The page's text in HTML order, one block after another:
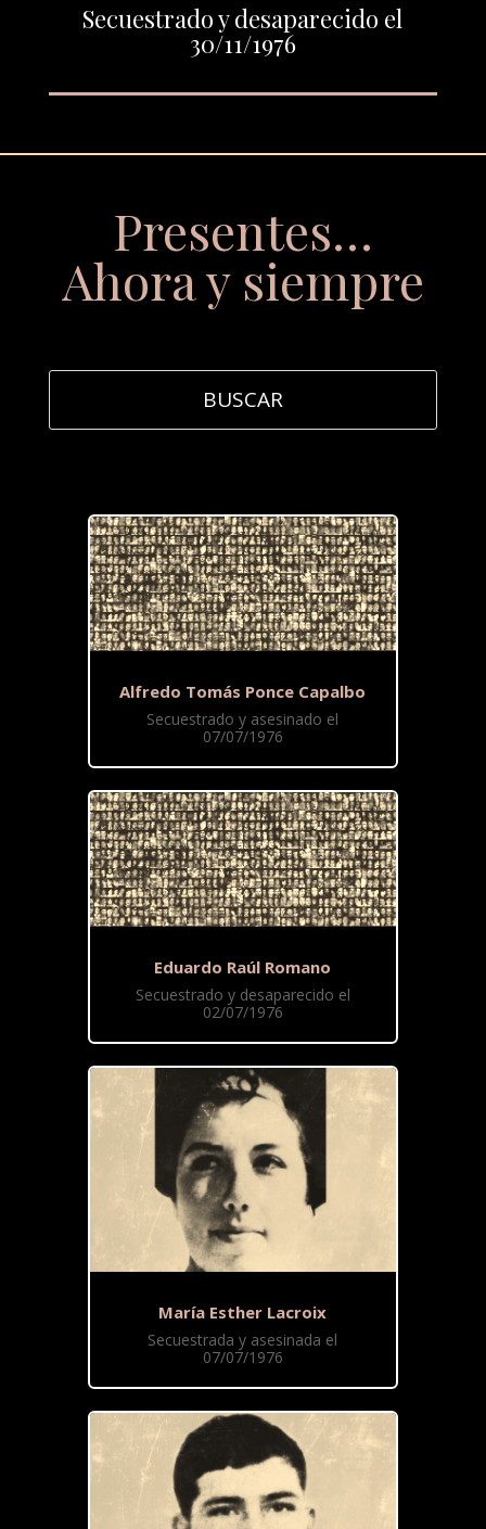
Secuestrado y desaparecido el
30/11/1976
Presentes…
Ahora y siempre
Alfredo Tomás Ponce Capalbo
Secuestrado y asesinado el
07/07/1976
Eduardo Raúl Romano
Secuestrado y desaparecido el
02/07/1976
María Esther Lacroix
Secuestrada y asesinada el
07/07/1976